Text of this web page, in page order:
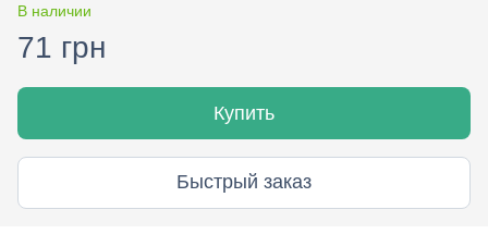
В наличии
71 грн
Купить
Быстрый заказ